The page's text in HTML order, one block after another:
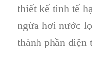
thiết kế tinh tế
ngừa hơi nước
thành phần điện